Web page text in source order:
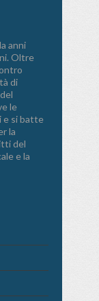
anni
Oltre
di
le
e si batte
la
del
e la